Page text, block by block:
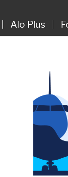
Alo Plus